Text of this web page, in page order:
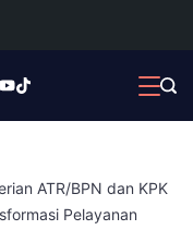
ATR/BPN dan KPK
Pelayanan